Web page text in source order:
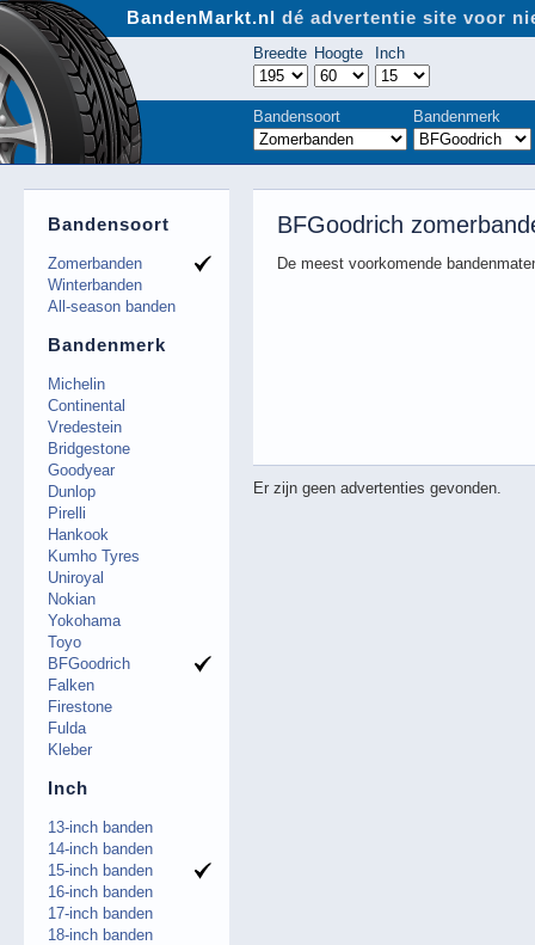
BFGoodrich
De meest voorkomende
Er zijn geen advertenties gevonden.
Bandensoort
Zomerbanden
Winterbanden
All-season banden
Bandenmerk
Michelin
Continental
Vredestein
Bridgestone
Goodyear
Dunlop
Pirelli
Hankook
Kumho Tyres
Uniroyal
Nokian
Yokohama
Toyo
BFGoodrich
Falken
Firestone
Fulda
Kleber
Inch
13-inch banden
14-inch banden
15-inch banden
16-inch banden
17-inch banden
18-inch banden
BandenMarkt.nl dé advertentie site voor
Breedte Hoogte Inch
Bandensoort Bandenmerk